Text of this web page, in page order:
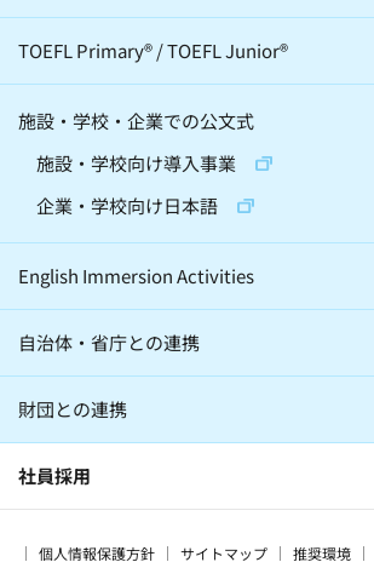
天文学(4)
建築(2)
精神・神経科学(2)
昆虫(2)
バレエ(4)
ロボット(3)
グローバル・異文化(186)
子育て(28)
スマート・エイジング(15)
プログラミング教育(3)
TOEFL Primary®/TOEFL Junior®
施設・学校・企業での公文式
施設・学校向け導入事業
企業・学校向け日本語
English Immersion Activities
自治体・省庁との連携
財団との連携
社員採用
個人情報保護方針 サイトマップ 推奨環境